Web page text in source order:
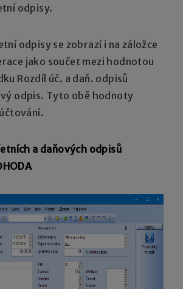
odpisy.
odpisy se zobrazí i na záložce
jako součet mezi hodnotou
Rozdíl úč. a daň. odpisů
odpis. Tyto obě hodnoty
a daňových odpisů